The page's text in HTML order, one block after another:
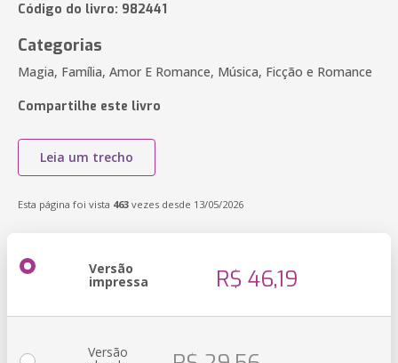
Código do livro: 982441
Categorias
Magia, Família, Amor E Romance, Música, Ficção e Romance
Compartilhe este livro
Leia um trecho
Esta página foi vista 463 vezes desde 13/05/2026
Versão
impressa R$ 46,19
Versão